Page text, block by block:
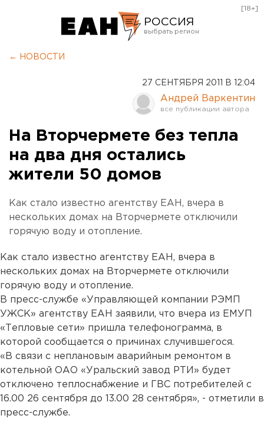
РОССИЯ
Оренбург
[18+]
← НОВОСТИ
27 СЕНТЯБРЯ 2011 В 12:04
Андрей Варкентин
На Вторчермете без тепла
на два дня остались
жители 50 домов
Как стало известно агентству ЕАН, вчера в
нескольких домах на Вторчермете отключили
горячую воду и отопление.
Как стало известно агентству ЕАН, вчера в
нескольких домах на Вторчермете отключили
горячую воду и отопление.
В пресс-службе «Управляющей компании РЭМП
УЖСК» агентству ЕАН заявили, что вчера из ЕМУП
«Тепловые сети» пришла телефонограмма, в
которой сообщается о причинах случившегося.
«В связи с неплановым аварийным ремонтом в
котельной ОАО «Уральский завод РТИ» будет
отключено теплоснабжение и ГВС потребителей с
16.00 26 сентября до 13.00 28 сентября», - отметили в
пресс-службе.